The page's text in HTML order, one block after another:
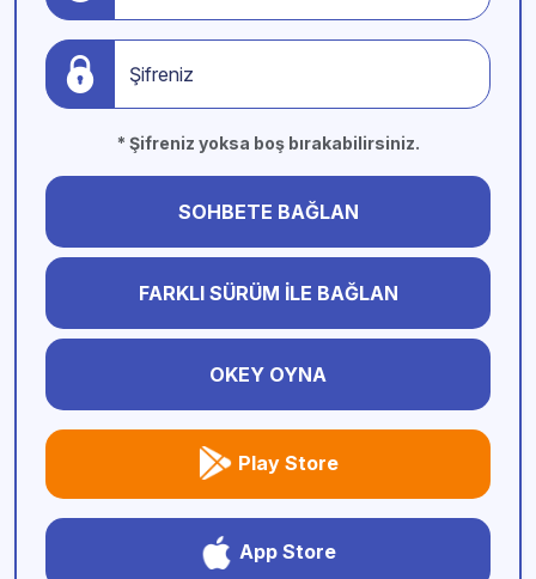
Şifreniz
* Şifreniz yoksa boş bırakabilirsiniz.
SOHBETE BAĞLAN
FARKLI SÜRÜM İLE BAĞLAN
OKEY OYNA
Play Store
App Store